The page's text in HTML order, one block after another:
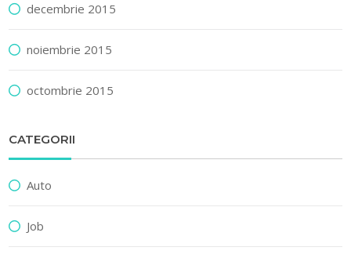
decembrie 2015
noiembrie 2015
octombrie 2015
CATEGORII
Auto
Job